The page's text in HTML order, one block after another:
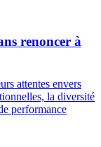
renoncer à
attentes envers
la diversité
performance